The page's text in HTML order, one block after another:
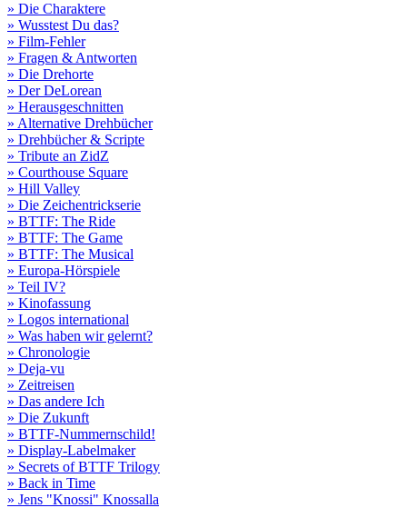
» Die Charaktere
» Wusstest Du das?
» Film-Fehler
» Fragen & Antworten
» Die Drehorte
» Der DeLorean
» Herausgeschnitten
» Alternative Drehbücher
» Drehbücher & Scripte
» Tribute an ZidZ
» Courthouse Square
» Hill Valley
» Die Zeichentrickserie
» BTTF: The Ride
» BTTF: The Game
» BTTF: The Musical
» Europa-Hörspiele
» Teil IV?
» Kinofassung
» Logos international
» Was haben wir gelernt?
» Chronologie
» Deja-vu
» Zeitreisen
» Das andere Ich
» Die Zukunft
» BTTF-Nummernschild!
» Display-Labelmaker
» Secrets of BTTF Trilogy
» Back in Time
» Jens "Knossi" Knossalla